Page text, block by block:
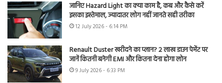
जानिए Hazard Light का क्या काम है, कब और कैसे करें
इसका इस्तेमाल, ज्यादातर लोग नहीं जानते सही तरीका
12 July 2026 - 6:14 PM
Renault Duster खरीदने का प्लान? 2 लाख डाउन पेमेंट पर
जानें कितनी बनेगी EMI और कितना देना होगा लोन
9 July 2026 - 6:33 PM